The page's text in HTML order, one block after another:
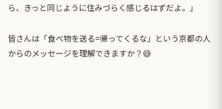
ら、きっと同じように住みづらく感じるはずだよ。」
皆さんは「食べ物を送る=帰ってくるな」という京都の人
からのメッセージを理解できますか？😅